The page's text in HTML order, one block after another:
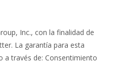
Inc., con la finalidad de
La garantía para esta
a través de: Consentimiento